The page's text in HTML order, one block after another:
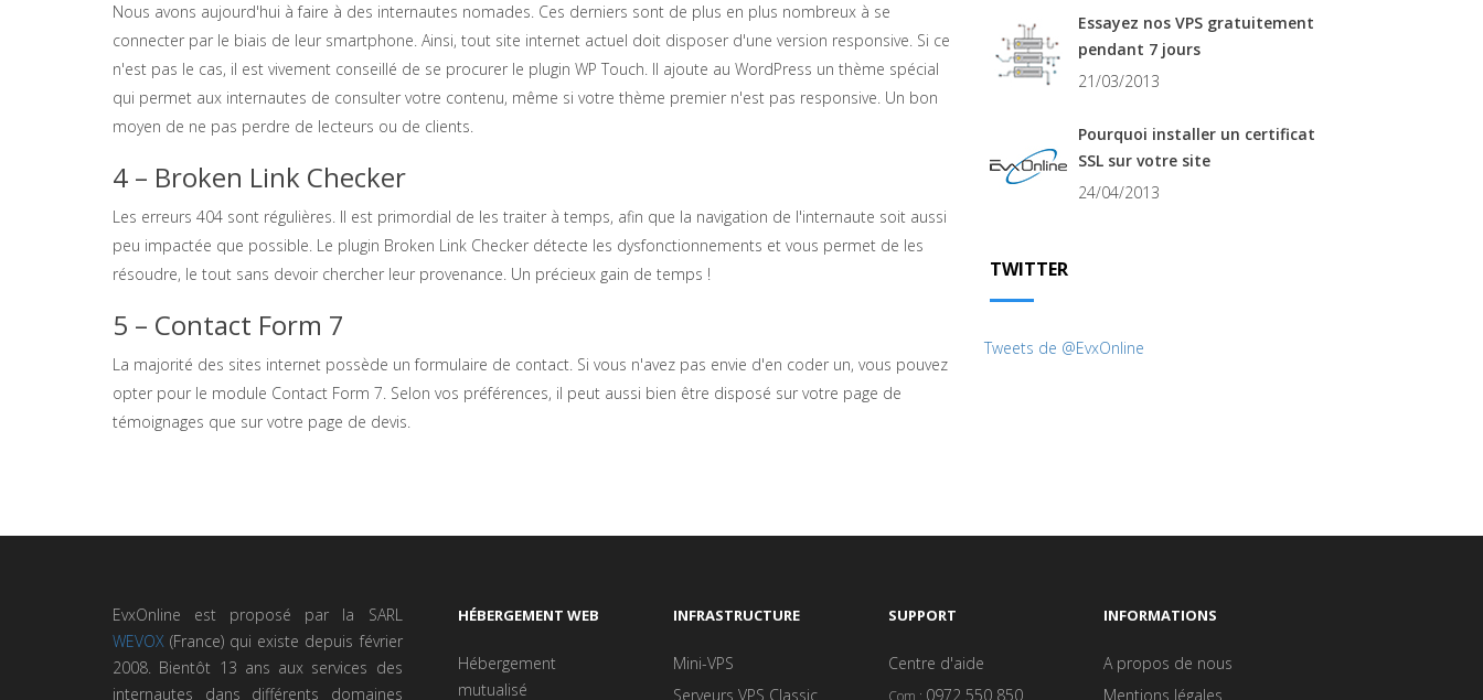
Nous avons aujourd'hui à faire à des internautes nomades. Ces derniers sont de plus en plus nombreux à se
connecter par le biais de leur smartphone. Ainsi, tout site internet actuel doit disposer d'une version responsive. Si ce
n'est pas le cas, il est vivement conseillé de se procurer le plugin WP Touch. Il ajoute au WordPress un thème spécial
qui permet aux internautes de consulter votre contenu, même si votre thème premier n'est pas responsive. Un bon
moyen de ne pas perdre de lecteurs ou de clients.
4 – Broken Link Checker
Les erreurs 404 sont régulières. Il est primordial de les traiter à temps, afin que la navigation de l'internaute soit aussi
peu impactée que possible. Le plugin Broken Link Checker détecte les dysfonctionnements et vous permet de les
résoudre, le tout sans devoir chercher leur provenance. Un précieux gain de temps !
5 – Contact Form 7
La majorité des sites internet possède un formulaire de contact. Si vous n'avez pas envie d'en coder un, vous pouvez
opter pour le module Contact Form 7. Selon vos préférences, il peut aussi bien être disposé sur votre page de
témoignages que sur votre page de devis.
Essayez nos VPS gratuitement
pendant 7 jours
21/03/2013
Pourquoi installer un certificat
SSL sur votre site
24/04/2013
TWITTER
Tweets de @EvxOnline
EvxOnline est proposé par la SARL
WEVOX (France) qui existe depuis février
2008. Bientôt 13 ans aux services des
internautes dans différents domaines
INFORMATIONS
A propos de nous
Mentions légales
HÉBERGEMENT WEB
Hébergement
mutualisé
INFRASTRUCTURE
Mini-VPS
Serveurs VPS Classic
SUPPORT
Centre d'aide
Com : 0972 550 850